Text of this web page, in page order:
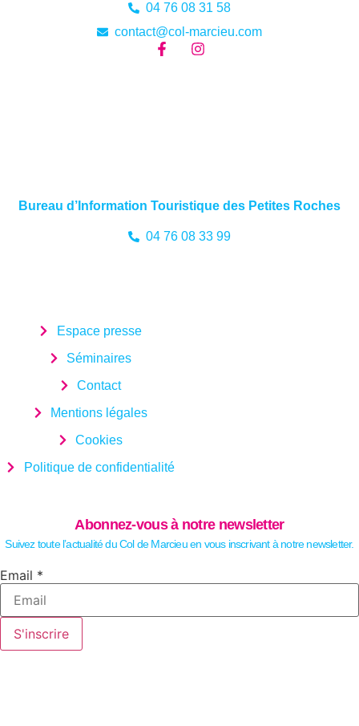
04 76 08 31 58
contact@col-marcieu.com
Bureau d’Information Touristique des Petites Roches
04 76 08 33 99
Espace presse
Séminaires
Contact
Mentions légales
Cookies
Politique de confidentialité
Abonnez-vous à notre newsletter
Suivez toute l’actualité du Col de Marcieu en vous inscrivant à notre newsletter.
Email
Email *
S'inscrire